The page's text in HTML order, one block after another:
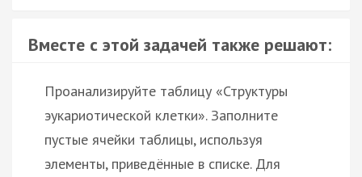
Вместе с этой задачей также решают:
Проанализируйте таблицу «Структуры
эукариотической клетки». Заполните
пустые ячейки таблицы, используя
элементы, приведённые в списке. Для